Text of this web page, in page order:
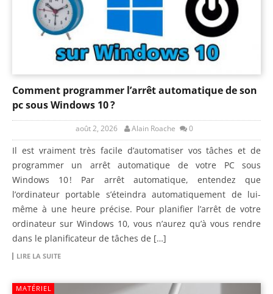
Comment programmer l’arrêt automatique de son
pc sous Windows 10 ?
août 2, 2026 Alain Roache 0
Il est vraiment très facile d’automatiser vos tâches et de
programmer un arrêt automatique de votre PC sous
Windows 10 ! Par arrêt automatique, entendez que
l’ordinateur portable s’éteindra automatiquement de lui-
même à une heure précise. Pour planifier l’arrêt de votre
ordinateur sur Windows 10, vous n’aurez qu’à vous rendre
dans le planificateur de tâches de […]
LIRE LA SUITE
MATÉRIEL